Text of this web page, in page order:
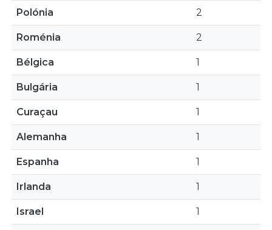
Polónia 2
Roménia 2
Bélgica 1
Bulgária 1
Curaçau 1
Alemanha 1
Espanha 1
Irlanda 1
Israel 1